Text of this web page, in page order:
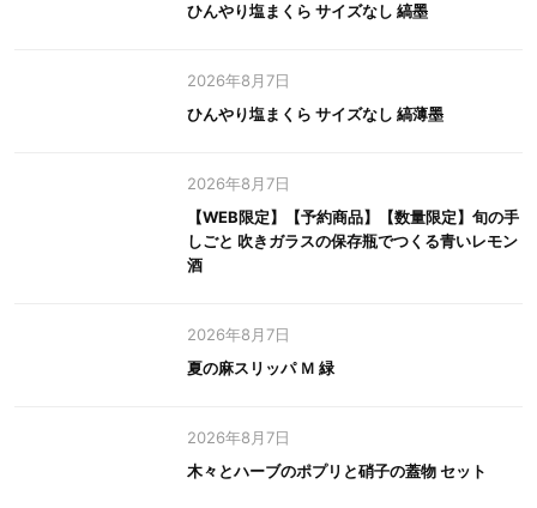
ひんやり塩まくら サイズなし 縞墨
2026年8月7日
ひんやり塩まくら サイズなし 縞薄墨
2026年8月7日
【WEB限定】【予約商品】【数量限定】旬の手
しごと 吹きガラスの保存瓶でつくる青いレモン
酒
2026年8月7日
夏の麻スリッパ Ｍ 緑
2026年8月7日
木々とハーブのポプリと硝子の蓋物 セット